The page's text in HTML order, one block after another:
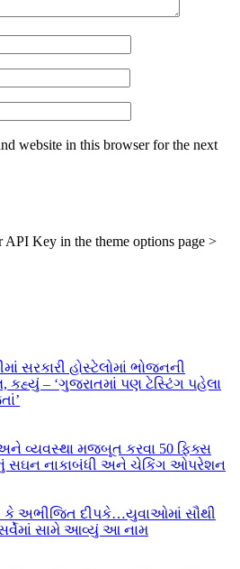
website in this browser for the next
API Key in the theme options page >
સરકારી હોસ્ટેલોમાં ભોજનની
કહ્યું – ‘ગુજરાતમાં પણ ટેસ્ટિંગ પહેલા
અને વ્યવસ્થા મજબૂત કરવા 50 ફિક્સ
સઘન નાકાબંધી અને ચેકિંગ ઓપરેશન
કે અભીજિત દીપકે…યુવાઓમાં સૌથી
સામે આવ્યું આ નામ